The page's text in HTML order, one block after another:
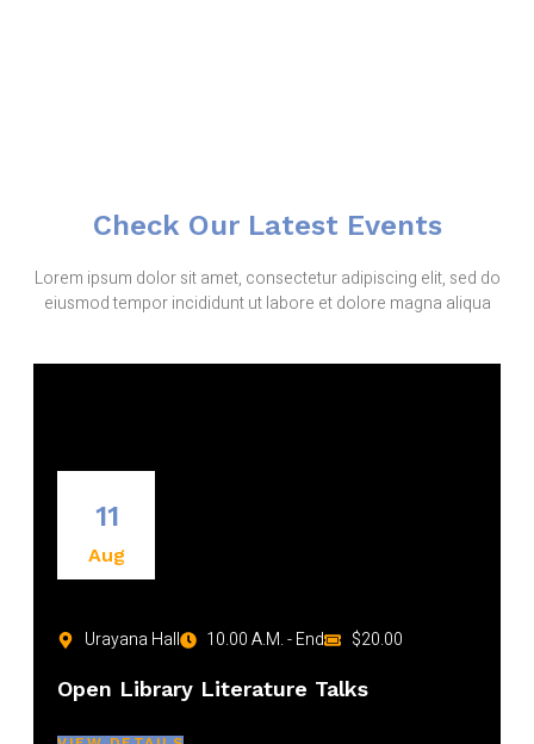
Check Our Latest Events
Lorem ipsum dolor sit amet, consectetur adipiscing elit, sed do
eiusmod tempor incididunt ut labore et dolore magna aliqua
11
Aug
Urayana Hall 10.00 A.M. - End
$20.00
Open Library Literature Talks